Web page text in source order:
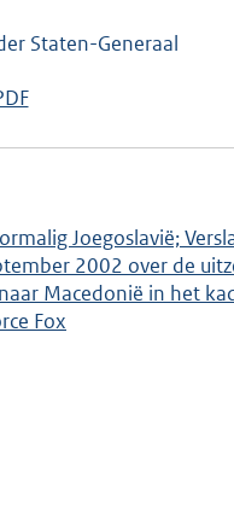
Staten-Generaal
Joegoslavië;
2002 over de
Macedonië in het
Fox